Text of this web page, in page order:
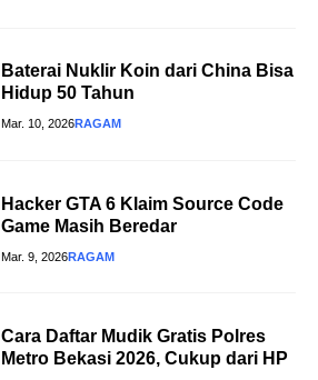
Baterai Nuklir Koin dari China Bisa
Hidup 50 Tahun
Mar. 10, 2026RAGAM
Hacker GTA 6 Klaim Source Code
Game Masih Beredar
Mar. 9, 2026RAGAM
Cara Daftar Mudik Gratis Polres
Metro Bekasi 2026, Cukup dari HP